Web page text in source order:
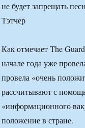
не будет запрещать
Тэтчер
Как отмечает The
начале года уже
провела «очень
рассчитывают с
«информационного
положение в стране.